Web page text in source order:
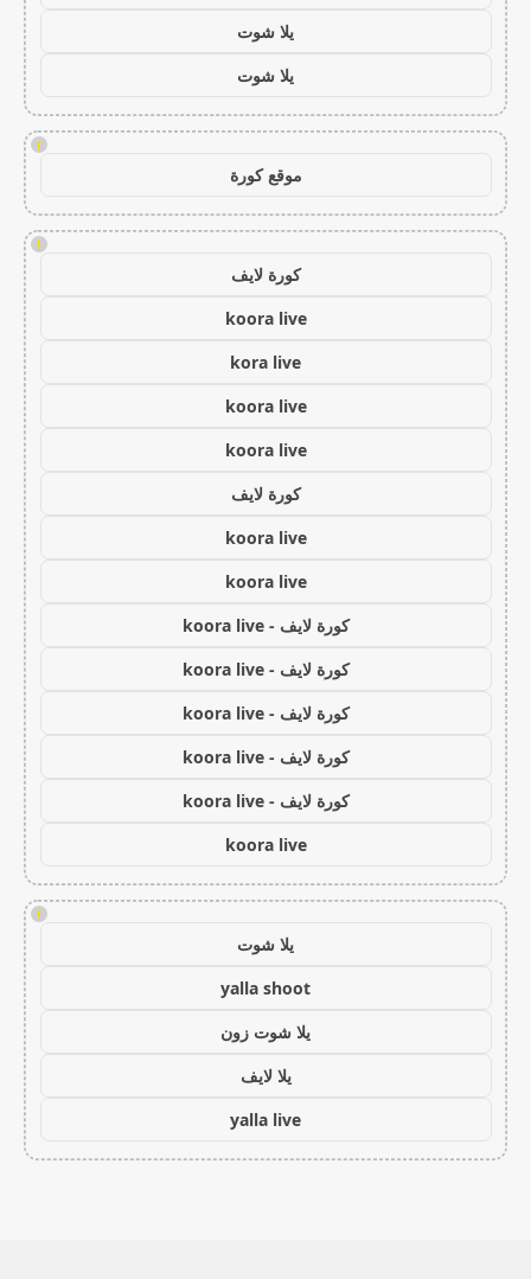
يلا شوت
يلا شوت
!
موقع كورة
!
كورة لايف
koora live
kora live
koora live
koora live
كورة لايف
koora live
koora live
كورة لايف - koora live
كورة لايف - koora live
كورة لايف - koora live
كورة لايف - koora live
كورة لايف - koora live
koora live
!
يلا شوت
yalla shoot
يلا شوت زون
يلا لايف
yalla live